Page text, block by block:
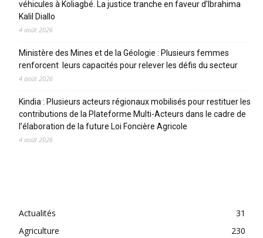
véhicules à Koliagbé. La justice tranche en faveur d’Ibrahima
Kalil Diallo
4 août 2026
Ministère des Mines et de la Géologie : Plusieurs femmes
renforcent leurs capacités pour relever les défis du secteur
4 août 2026
Kindia : Plusieurs acteurs régionaux mobilisés pour restituer les
contributions de la Plateforme Multi-Acteurs dans le cadre de
l’élaboration de la future Loi Foncière Agricole
4 août 2026
Actualités
31
Agriculture
230